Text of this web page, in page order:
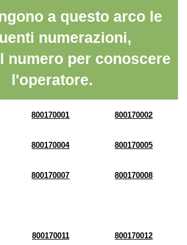
a questo arco le
numerazioni,
numero per conoscere
l'operatore.
800170001 800170002
800170004 800170005
800170007 800170008
800170011 800170012